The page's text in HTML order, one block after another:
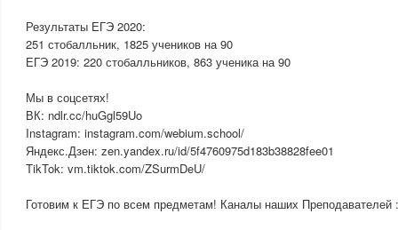
Результаты ЕГЭ 2020:
251 стобалльник, 1825 учеников на 90
ЕГЭ 2019: 220 стобалльников, 863 ученика на 90
Мы в соцсетях!
ВК: ndlr.cc/huGgl59Uo
Instagram: instagram.com/webium.school/
Яндекс.Дзен: zen.yandex.ru/id/5f4760975d183b38828fee01
TikTok: vm.tiktok.com/ZSurmDeU/
Готовим к ЕГЭ по всем предметам! Каналы наших Преподавателей